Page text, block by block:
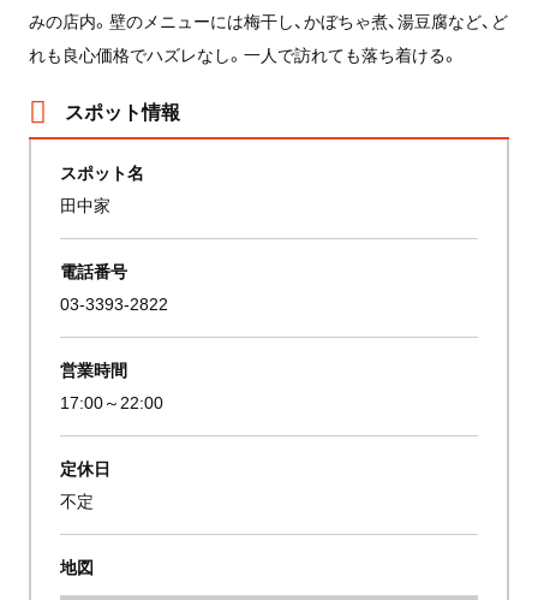
みの店内。壁のメニューには梅干し、かぼちゃ煮、湯豆腐など、ど
れも良心価格でハズレなし。一人で訪れても落ち着ける。
スポット情報
スポット名
田中家
電話番号
03-3393-2822
営業時間
17:00～22:00
定休日
不定
地図